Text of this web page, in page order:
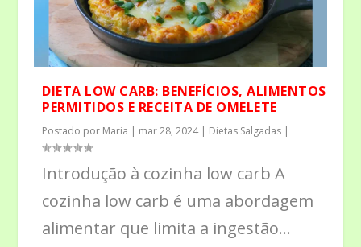
DIETA LOW CARB: BENEFÍCIOS, ALIMENTOS
PERMITIDOS E RECEITA DE OMELETE
Postado por Maria | mar 28, 2024| Dietas Salgadas |
Introdução à cozinha low carb A
cozinha low carb é uma abordagem
alimentar que limita a ingestão...